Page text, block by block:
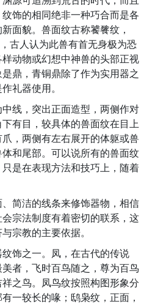
饰的相同绝非一种巧合而是各
面貌。兽面纹古称饕餮纹，
古人认为此兽有首无身极为恐
动物或幻想中神兽的头部正视
鼎，青铜鼎除了作为实用器之
礼器使用。
线，突出正面造型，两侧作对
有目，较具体的兽面纹在目上
，两侧有左右展开的体躯或兽
和尾部。可以说所有的兽面纹
是在表现方法和技巧上，随着
简洁的线条来修饰器物，相信
宗法制度有着密切的联系，这
宗教的主要依据。
饰之一。凤，在古代的传说
者，飞时百鸟随之，尊为百鸟
之鸟。凤鸟纹按照构图形象分
一较长的喙；鸱枭纹，正面，